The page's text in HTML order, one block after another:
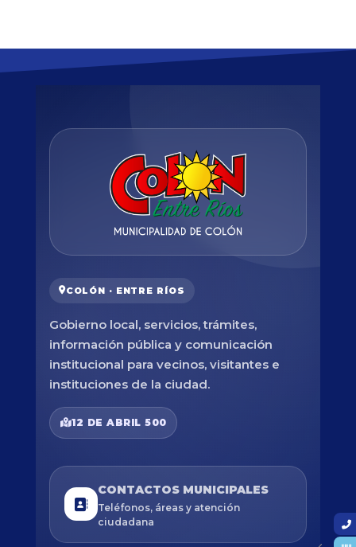
COLÓN · ENTRE RÍOS
Gobierno local, servicios, trámites,
información pública y comunicación
institucional para vecinos, visitantes e
instituciones de la ciudad.
12 DE ABRIL 500
CONTACTOS MUNICIPALES
Teléfonos, áreas y atención
ciudadana